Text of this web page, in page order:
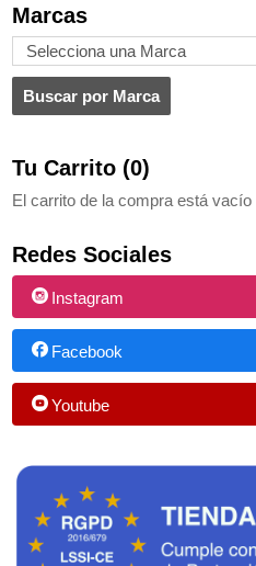
Marcas
Tu Carrito (0)
El carrito de la compra está vacío
Redes Sociales
Instagram
Facebook
Youtube